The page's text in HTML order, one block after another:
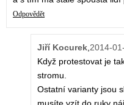
Odpovědět
Jiří Kocurek,2014-
Když protestovat je
stromu.
Ostatní varianty jsou